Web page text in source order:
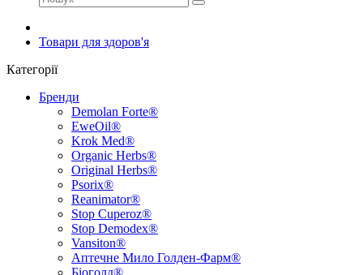
Товари для здоров'я
Категорії
Бренди
Demolan Forte®
EweOil®
Krok Med®
Organic Herbs®
Original Herbs®
Psorix®
Reanimator®
Stop Cuperoz®
Stop Demodex®
Vansiton®
Аптечне Мило Голден-Фарм®
Біоголд®